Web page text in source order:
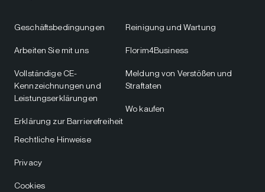
Geschäftsbedingungen
Arbeiten Sie mit uns
Vollständige CE-
Kennzeichnungen und
Leistungserklärungen
Erklärung zur Barrierefreiheit
Reinigung und Wartung
Florim4Business
Meldung von Verstößen und
Straftaten
Wo kaufen
Rechtliche Hinweise
Privacy
Cookies